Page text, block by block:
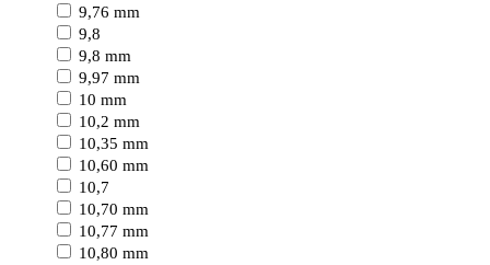
9,76 mm
9,8
9,8 mm
9,97 mm
10 mm
10,2 mm
10,35 mm
10,60 mm
10,7
10,70 mm
10,77 mm
10,80 mm